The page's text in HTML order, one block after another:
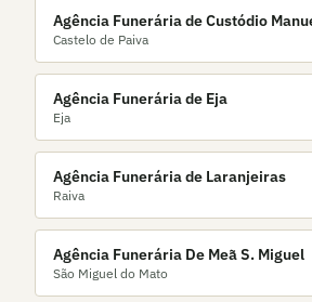
Agência Funerária de Custódio
Castelo de Paiva
Agência Funerária de Eja
Eja
Agência Funerária de Laranjeiras
Raiva
Agência Funerária De Meã S. Miguel
São Miguel do Mato